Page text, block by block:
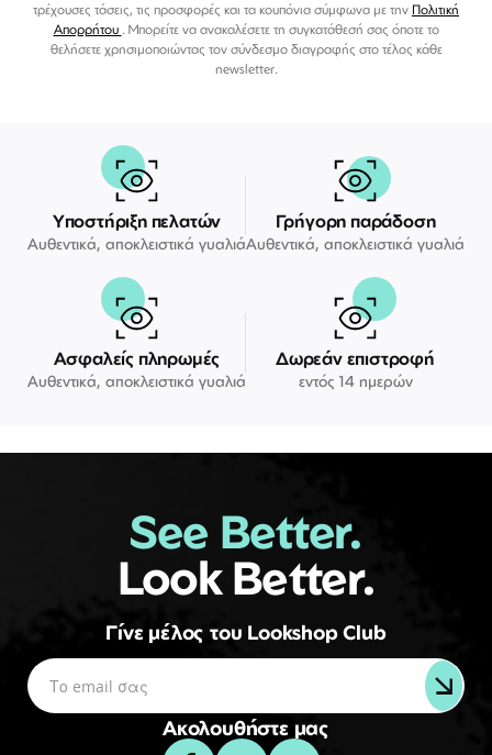
τρέχουσες τάσεις, τις προσφορές και τα κουπόνια σύμφωνα με την Πολιτική
Απορρήτου . Μπορείτε να ανακαλέσετε τη συγκατάθεσή σας όποτε το
θελήσετε χρησιμοποιώντας τον σύνδεσμο διαγραφής στο τέλος κάθε
newsletter.
Υποστήριξη πελατών
Αυθεντικά, αποκλειστικά γυαλιά
Γρήγορη παράδοση
Αυθεντικά, αποκλειστικά γυαλιά
Ασφαλείς πληρωμές
Αυθεντικά, αποκλειστικά γυαλιά
Δωρεάν επιστροφή
εντός 14 ημερών
See Better.
Look Better.
Γίνε μέλος του Lookshop Club
Ακολουθήστε μας